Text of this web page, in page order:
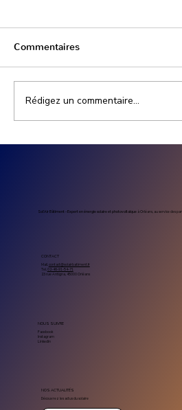
Commentaires
Rédigez un commentaire...
Sol’Air Bâtiment – Expert en énergie solaire et photovoltaïqueà Orléans, au service des
CONTACT
Mail.contact@solairbatiment.fr
Tel.02-46-91-54-71
23 rue Antigna, 45000 Orléans
NOUS SUIVRE
Facebook
Instagram
Linkedin
NOS ACTUALITÉS
Découvrez les actus du solaire